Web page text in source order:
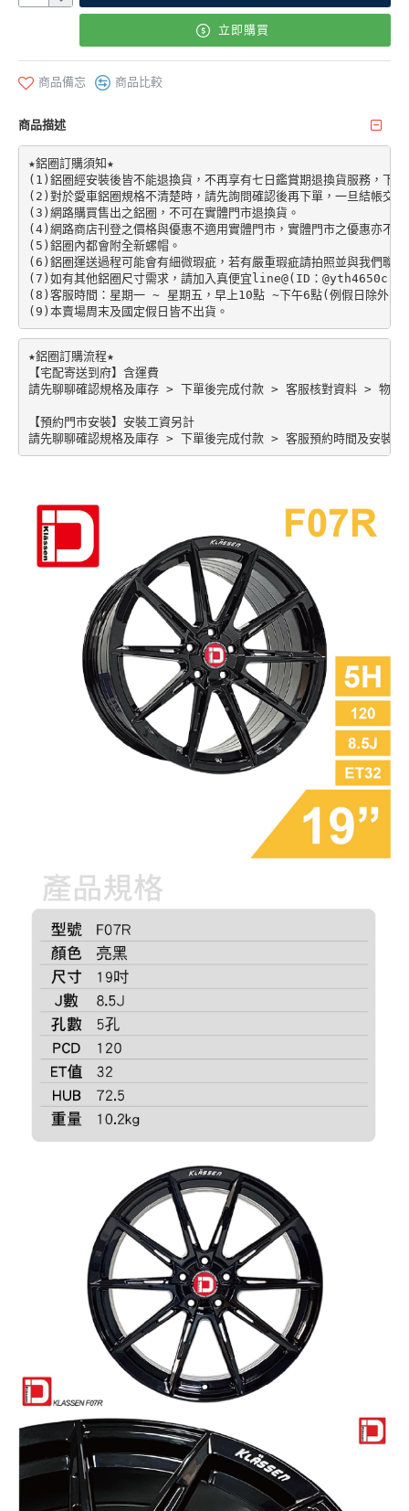
立即購買
商品備忘 商品比較
商品描述
★鋁圈訂購須知★
(1)鋁圈經安裝後皆不能退換貨，不再享有七日鑑賞期退換貨服務，
(2)對於愛車鋁圈規格不清楚時，請先詢問確認後再下單，一旦結帳交
(3)網路購買售出之鋁圈，不可在實體門市退換貨。
(4)網路商店刊登之價格與優惠不適用實體門市，實體門市之優惠亦不適
(5)鋁圈內都會附全新螺帽。
(6)鋁圈運送過程可能會有細微瑕疵，若有嚴重瑕疵請拍照並與我們聯絡
(7)如有其他鋁圈尺寸需求，請加入真便宜line@(ID：@yth4650c)。
(8)客服時間：星期一 ~ 星期五，早上10點 ~下午6點(例假日除外)。
★鋁圈訂購流程★
【宅配寄送到府】含運費
請先聊聊確認規格及庫存 > 下單後完成付款 > 客服核對資料 > 物流
【預約門市安裝】安裝工資另計